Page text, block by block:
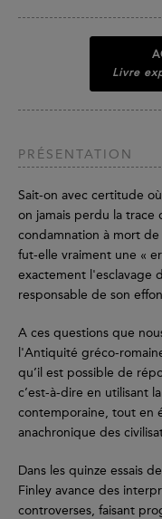
Livre
PRÉSENTATION
Sait-on avec certitude
on jamais perdu la trace
condamnation à mort
fut-elle vraiment une «
exactement l'esclavage
responsable de son
A ces questions que
l'Antiquité gréco-
qu’il est possible de
c’est-à-dire en utilisant
contemporaine, tout en
anachronique des
Dans les quinze essais
Finley avance des
controverses, faisant